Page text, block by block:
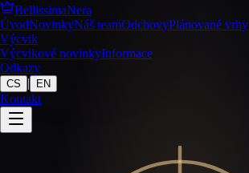
BellissimaNera
ÚvodNovinkyNáš teamOdchovyPlánované vrhy
Výcvik
Výcvikové novinkyInformace
Odkazy
CS | EN
Kontakt